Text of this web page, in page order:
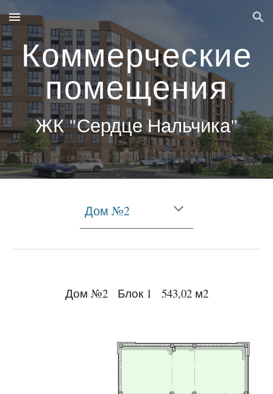
Skip to main content Skip to navigation
Коммерческие
помещения
ЖК "Сердце Нальчика"
Дом №2
Дом №2 Блок 1 543,02 м2